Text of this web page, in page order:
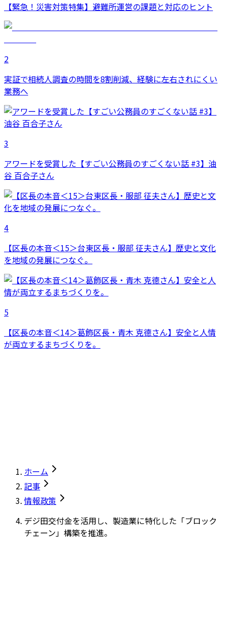
【緊急！災害対策特集】避難所運営の課題と対応のヒント
2
実証で相続人調査の時間を8割削減、経験に左右されにくい
業務へ
3
アワードを受賞した【すごい公務員のすごくない話 #3】油
谷 百合子さん
4
【区長の本音＜15＞台東区長・服部 征夫さん】歴史と文化
を地域の発展につなぐ。
5
【区長の本音＜14＞葛飾区長・青木 克德さん】安全と人情
が両立するまちづくりを。
ホーム
記事
情報政策
デジ田交付金を活用し、製造業に特化した「ブロック
チェーン」構築を推進。